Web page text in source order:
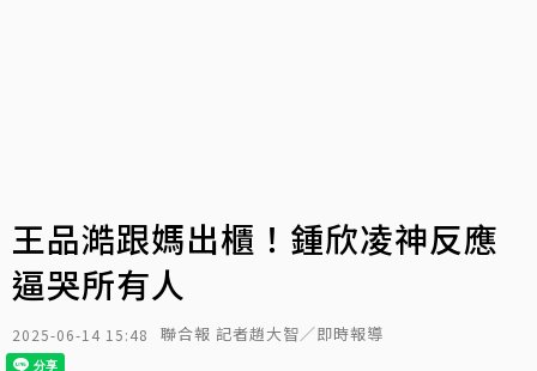
王品澔跟媽出櫃！鍾欣凌神反應
逼哭所有人
2025-06-14 15:48 聯合報 記者趙大智／即時報導